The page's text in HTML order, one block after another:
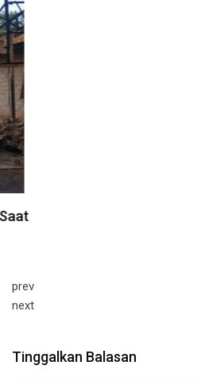
prev
next
Tinggalkan Balasan